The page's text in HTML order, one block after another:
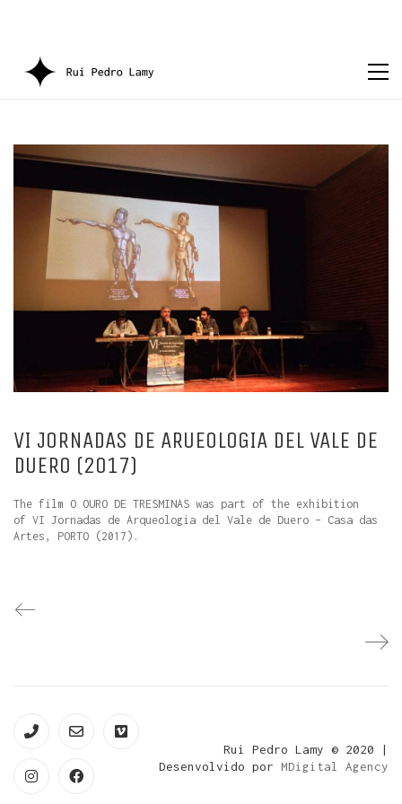
VI JORNADAS DE ARUEOLOGIA DEL VALE DE
DUERO (2017)
The film O OURO DE TRESMINAS was part of the exhibition
of VI Jornadas de Arqueologia del Vale de Duero – Casa das
Artes, PORTO (2017).
Rui Pedro Lamy © 2020 |
Desenvolvido por MDigital Agency